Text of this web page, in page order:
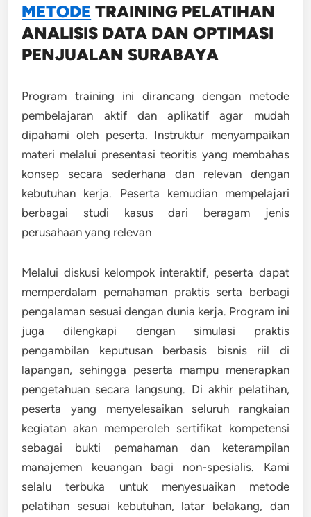
METODE TRAINING PELATIHAN
ANALISIS DATA DAN OPTIMASI
PENJUALAN SURABAYA
Program training ini dirancang dengan metode
pembelajaran aktif dan aplikatif agar mudah
dipahami oleh peserta. Instruktur menyampaikan
materi melalui presentasi teoritis yang membahas
konsep secara sederhana dan relevan dengan
kebutuhan kerja. Peserta kemudian mempelajari
berbagai studi kasus dari beragam jenis
perusahaan yang relevan
Melalui diskusi kelompok interaktif, peserta dapat
memperdalam pemahaman praktis serta berbagi
pengalaman sesuai dengan dunia kerja. Program ini
juga dilengkapi dengan simulasi praktis
pengambilan keputusan berbasis bisnis riil di
lapangan, sehingga peserta mampu menerapkan
pengetahuan secara langsung. Di akhir pelatihan,
peserta yang menyelesaikan seluruh rangkaian
kegiatan akan memperoleh sertifikat kompetensi
sebagai bukti pemahaman dan keterampilan
manajemen keuangan bagi non-spesialis. Kami
selalu terbuka untuk menyesuaikan metode
pelatihan sesuai kebutuhan, latar belakang, dan